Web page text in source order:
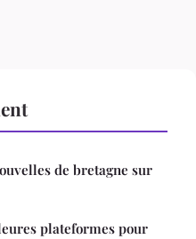
de bretagne sur
plateformes pour